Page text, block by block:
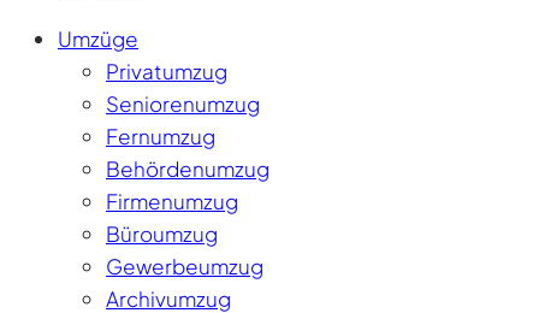
Umzüge
Privatumzug
Seniorenumzug
Fernumzug
Behördenumzug
Firmenumzug
Büroumzug
Gewerbeumzug
Archivumzug